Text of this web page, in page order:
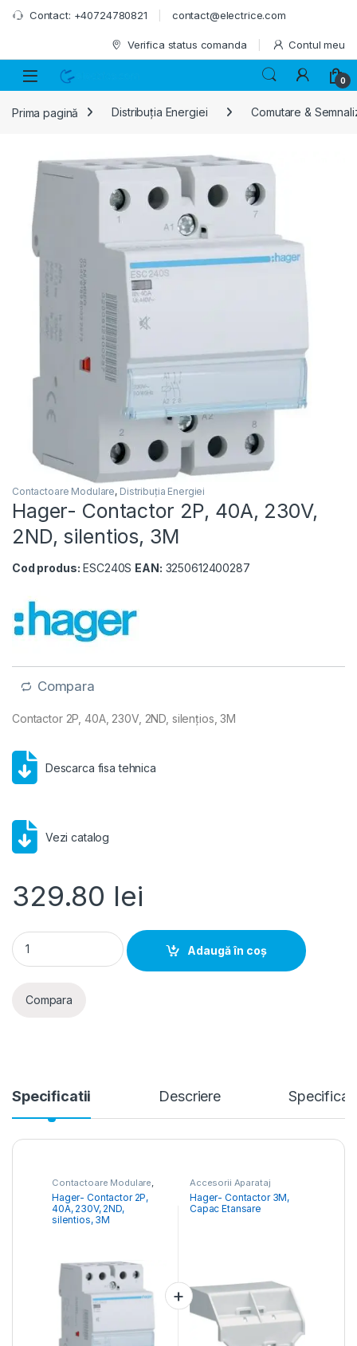
Skip to navigation
Skip to content
Contact: +40724780821 contact@electrice.com
Verifica status comanda Contul meu
0
Prima pagină Distribuția Energiei Comutare &
Contactoare Modulare, Distribuția Energiei
Hager- Contactor 2P, 40A, 230V,
2ND, silentios, 3M
Cod produs: ESC240S EAN: 3250612400287
Compara
Contactor 2P, 40A, 230V, 2ND, silențios, 3M
Descarca fisa tehnica
Vezi catalog
329.80 lei
Hager- Contactor 2P, 40A, 230V, 2ND, silentios, 3M quantity
Adaugă în coș
Compara
Specificatii Descriere
Contactoare Modulare,
Distribuția Energiei
Hager- Contactor 2P,
40A, 230V, 2ND,
silentios, 3M
Accesorii Aparataj
Modular ,Contactoare
Modulare
Hager- Contactor 3M,
Capac Etansare